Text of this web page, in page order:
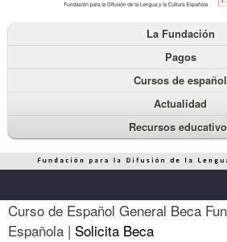
La Fundación
Pagos
Cursos de español
Actualidad
Recursos
Curso de Español General Beca
Española | Solicita Beca